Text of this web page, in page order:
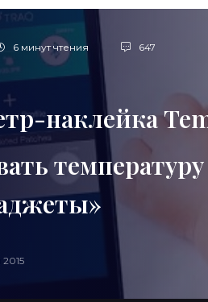
6 минут чтения 647
наклейка
температуру